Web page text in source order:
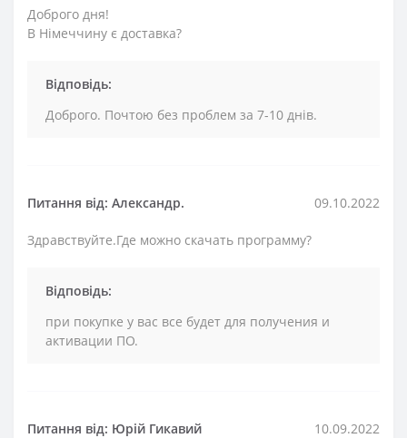
Доброго дня!
В Німеччину є доставка?
Відповідь:
Доброго. Почтою без проблем за 7-10 днів.
Питання від: Александр. 09.10.2022
Здравствуйте.Где можно скачать программу?
Відповідь:
при покупке у вас все будет для получения и
активации ПО.
Питання від: Юрій Гикавий 10.09.2022